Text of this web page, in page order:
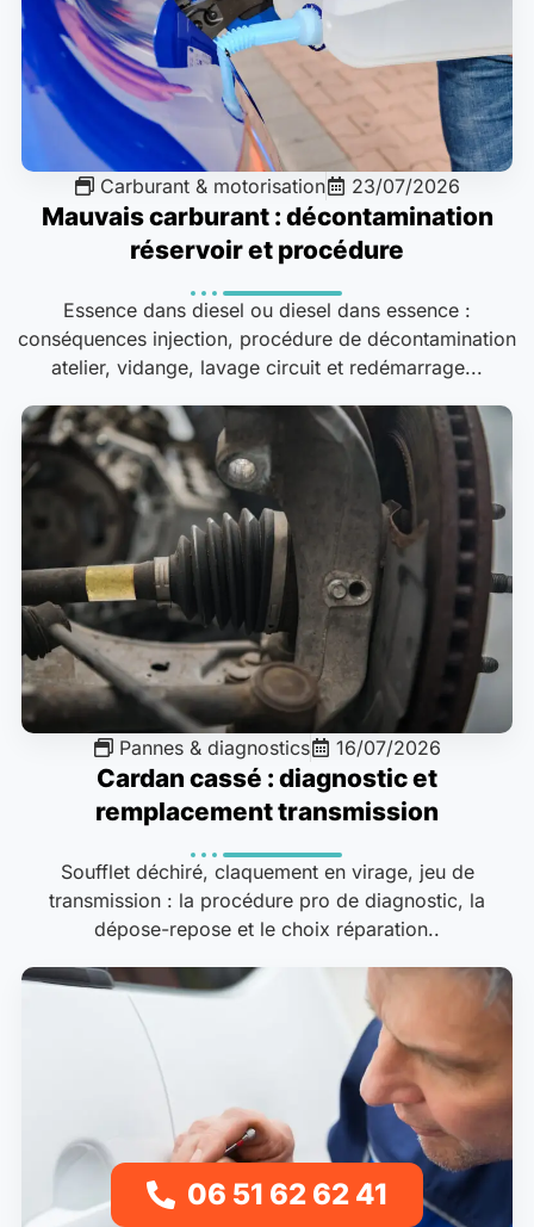
Carburant & motorisation 23/07/2026
Mauvais carburant : décontamination
réservoir et procédure
Essence dans diesel ou diesel dans essence :
conséquences injection, procédure de décontamination
atelier, vidange, lavage circuit et redémarrage...
Pannes & diagnostics 16/07/2026
Cardan cassé : diagnostic et
remplacement transmission
Soufflet déchiré, claquement en virage, jeu de
transmission : la procédure pro de diagnostic, la
dépose-repose et le choix réparation..
06 51 62 62 41